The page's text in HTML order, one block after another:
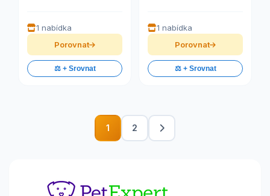
1 nabídka
Porovnat
⚖️ + Srovnat
1 nabídka
Porovnat
⚖️ + Srovnat
1 2